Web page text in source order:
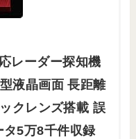
レーダー探知機
液晶画面 長距離
クレンズ搭載 誤
タ5万8千件収録